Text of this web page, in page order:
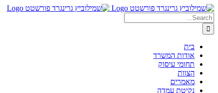
Skip
to
content
Search
for:
בית
אודות המשרד
תחומי עיסוק
הצוות
מאמרים
נקיטת עמדה